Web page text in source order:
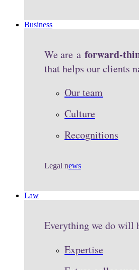
Business
We are a forward-
that helps our clients
Our team
Culture
Recognitions
Legal news
Law
Everything we do will
Expertise